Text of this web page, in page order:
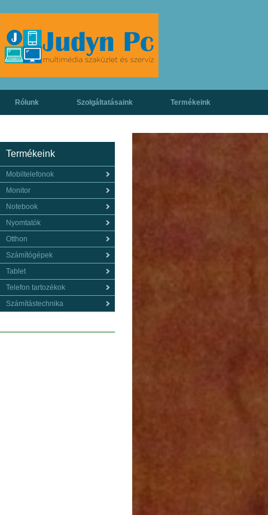
Rólunk Szolgáltatásaink Termékeink
Termékeink
Mobiltelefonok
Monitor
Notebook
Nyomtatók
Otthon
Számítógépek
Tablet
Telefon tartozékok
Számítástechnika